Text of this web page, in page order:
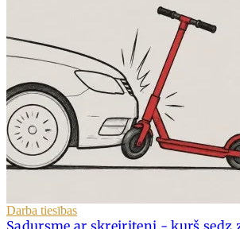
Darba tiesības
Sadursme ar skrejriteni - kurš sedz